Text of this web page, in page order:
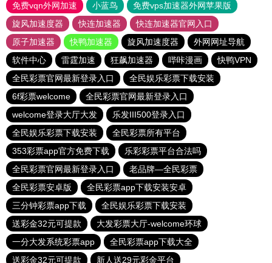
免费vqn外网加速
小蓝鸟
免费vps加速器外网苹果版
旋风加速度器
快连加速器
快连加速器官网入口
原子加速器
快鸭加速器 旋风加速度器
外网网址导航
软件中心
雷霆加速 狂飙加速器 哔咔漫画
快鸭VPN
全民彩票官网最新登录入口
全民娱乐彩票下载安装
6f彩票welcome
全民彩票官网最新登录入口
welcome登录大厅大发
乐发III500登录入口
全民娱乐彩票下载安装
全民彩票所有平台
353彩票app官方免费下载
乐彩彩票平台合法吗
全民彩票官网最新登录入口
老品牌—全民彩票
全民彩票安卓版
全民彩票app下载安装安卓
三分钟彩票app下载
全民娱乐彩票下载安装
送彩金32元可提款
大发彩票大厅-welcome环球
一分大发系统彩票app
全民彩票app下载大全
送彩金32元可提款
新人送29元彩金平台